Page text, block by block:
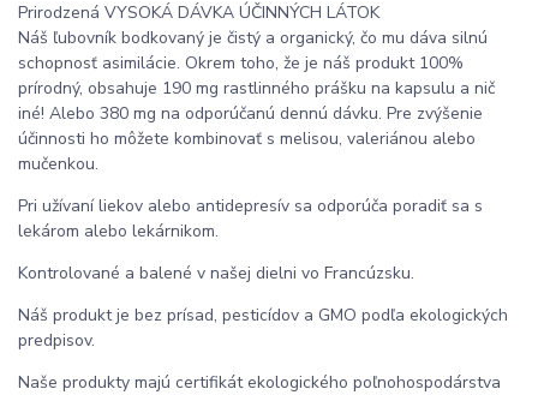
Prirodzená VYSOKÁ DÁVKA ÚČINNÝCH LÁTOK
Náš ľubovník bodkovaný je čistý a organický, čo mu dáva silnú
schopnosť asimilácie. Okrem toho, že je náš produkt 100%
prírodný, obsahuje 190 mg rastlinného prášku na kapsulu a nič
iné! Alebo 380 mg na odporúčanú dennú dávku. Pre zvýšenie
účinnosti ho môžete kombinovať s melisou, valeriánou alebo
mučenkou.
Pri užívaní liekov alebo antidepresív sa odporúča poradiť sa s
lekárom alebo lekárnikom.
Kontrolované a balené v našej dielni vo Francúzsku.
Náš produkt je bez prísad, pesticídov a GMO podľa ekologických
predpisov.
Naše produkty majú certifikát ekologického poľnohospodárstva